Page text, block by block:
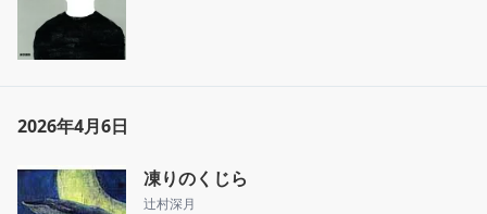
2026年4月6日
凍りのくじら
辻村深月